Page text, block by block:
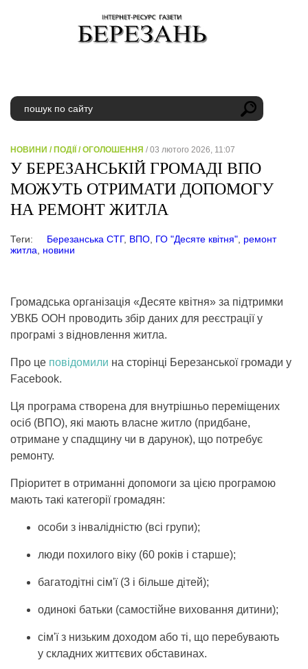
НОВИНИ / ПОДІЇ /ОГОЛОШЕННЯ / 03 лютого 2026, 11:07
У БЕРЕЗАНСЬКІЙ ГРОМАДІ ВПО
МОЖУТЬ ОТРИМАТИ ДОПОМОГУ
НА РЕМОНТ ЖИТЛА
Теги: Березанська СТГ, ВПО ГО "Десяте квітня" ремонт
житла
новини
Громадська організація «Десяте квітня» за підтримки
УВКБ ООН проводить збір даних для реєстрації у
програмі з відновлення житла.
Про це повідомили на сторінці Березанської громади у
Facebook.
Ця програма створена для внутрішньо переміщених
осіб (ВПО), які мають власне житло (придбане,
отримане у спадщину чи в дарунок), що потребує
ремонту.
Пріоритет в отриманні допомоги за цією програмою
мають такі категорії громадян:
особи з інвалідністю (всі групи);
люди похилого віку (60 років і старше);
багатодітні сім'ї (3 і більше дітей);
одинокі батьки (самостійне виховання дитини);
сім'ї з низьким доходом або ті, що перебувають
у складних життєвих обставинах.